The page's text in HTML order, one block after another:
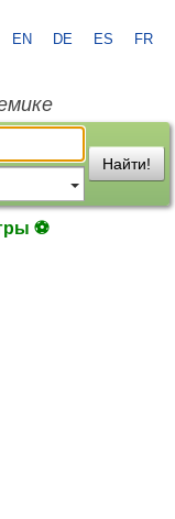
EN DE ES FR
Найти!
⚽